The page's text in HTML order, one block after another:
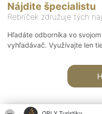
Nájdite špecialistu
Rebríček združuje tých
Hľadáte odborníka vo
vyhľadávač. Využívajte len